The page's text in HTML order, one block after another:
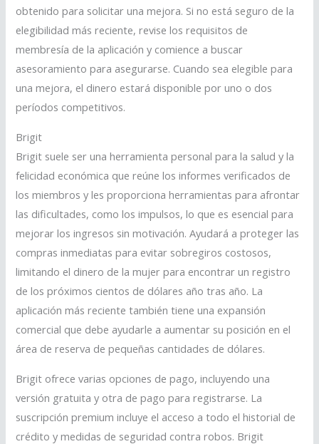
obtenido para solicitar una mejora. Si no está seguro de la
elegibilidad más reciente, revise los requisitos de
membresía de la aplicación y comience a buscar
asesoramiento para asegurarse. Cuando sea elegible para
una mejora, el dinero estará disponible por uno o dos
períodos competitivos.
Brigit
Brigit suele ser una herramienta personal para la salud y la
felicidad económica que reúne los informes verificados de
los miembros y les proporciona herramientas para afrontar
las dificultades, como los impulsos, lo que es esencial para
mejorar los ingresos sin motivación. Ayudará a proteger las
compras inmediatas para evitar sobregiros costosos,
limitando el dinero de la mujer para encontrar un registro
de los próximos cientos de dólares año tras año. La
aplicación más reciente también tiene una expansión
comercial que debe ayudarle a aumentar su posición en el
área de reserva de pequeñas cantidades de dólares.
Brigit ofrece varias opciones de pago, incluyendo una
versión gratuita y otra de pago para registrarse. La
suscripción premium incluye el acceso a todo el historial de
crédito y medidas de seguridad contra robos. Brigit